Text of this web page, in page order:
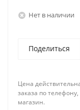
Нет в наличии
Поделиться
Цена
заказа по
магазин.